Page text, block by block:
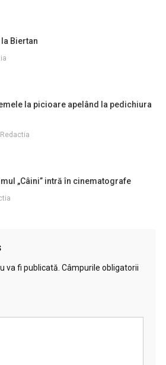
Biertan
la picioare apelând la pedichiura
Redactia
„Câini” intră în cinematografe
va fi publicată. Câmpurile obligatorii